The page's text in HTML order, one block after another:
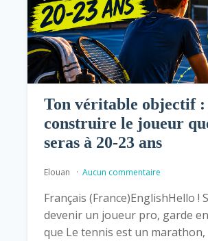
Ton véritable objectif :
construire le joueur
seras à 20-23 ans
Elouan Aucun commentaire
Français (France)EnglishHello !
devenir un joueur pro, garde
que Le tennis est un marathon,